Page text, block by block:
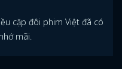
cặp đôi phim Việt đã có
mãi.